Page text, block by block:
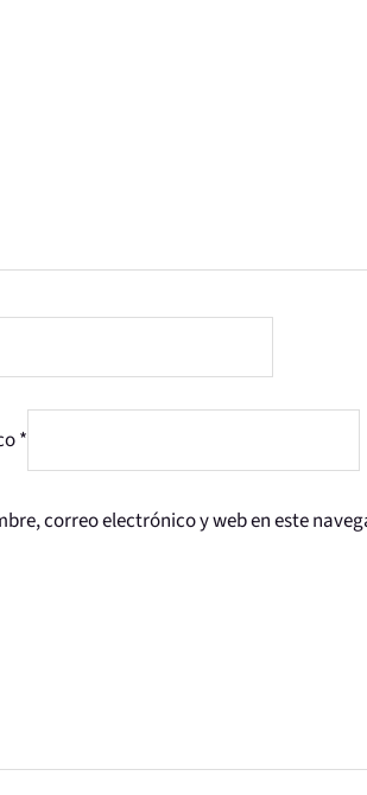
*
correo electrónico y web en este